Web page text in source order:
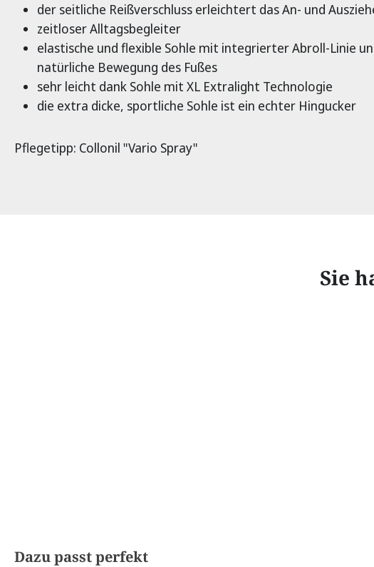
der seitliche Reißverschluss erleichtert das An- und
zeitloser Alltagsbegleiter
elastische und flexible Sohle mit integrierter Abroll-Linie
natürliche Bewegung des Fußes
sehr leicht dank Sohle mit XL Extralight Technologie
die extra dicke, sportliche Sohle ist ein echter Hingucker
Pflegetipp: Collonil "Vario Spray"
Sie
Produktgalerie überspringen
Dazu passt perfekt